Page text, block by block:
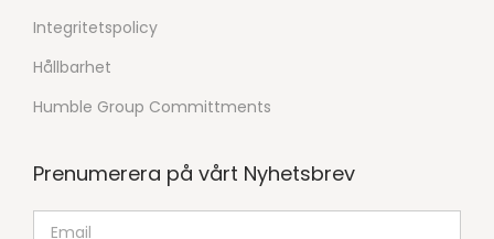
Integritetspolicy
Hållbarhet
Humble Group Committments
Prenumerera på vårt Nyhetsbrev